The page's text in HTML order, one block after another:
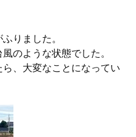
りました。
のような状態でした。
、大変なことになってい